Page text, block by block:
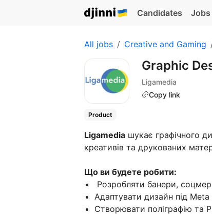
Candidates Jobs
All jobs Creative and Gaming
Graphic
Ligamedia
Copy link
Product
Ligamedia шукає графічного
креативів та друкованих
Що ви будете робити:
Розробляти банери,
Адаптувати дизайн під
Створювати поліграфію та